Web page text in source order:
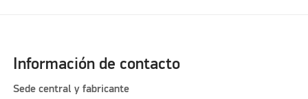
Información de contacto
Sede central y fabricante